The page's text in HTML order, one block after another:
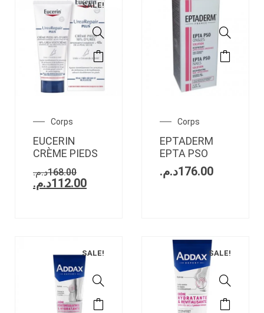
SALE!
Corps
EUCERIN
CRÈME PIEDS
168.00د.م.
112.00د.م.
Corps
EPTADERM
EPTA PSO
176.00د.م.
SALE! SALE!